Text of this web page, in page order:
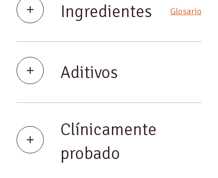
Ingredientes Glosario
Aditivos
Clínicamente
probado